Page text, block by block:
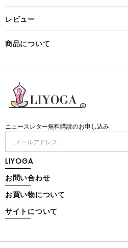
レビュー
商品について
ニュースレター無料購読のお申し込み
LIYOGA
お問い合わせ
お買い物について
サイトについて